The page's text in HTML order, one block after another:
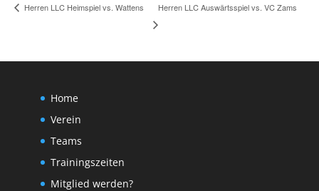
Herren LLC Heimspiel vs. Wattens Herren LLC Auswärtsspiel vs. VC Zams
Home
Verein
Teams
Trainingszeiten
Mitglied werden?